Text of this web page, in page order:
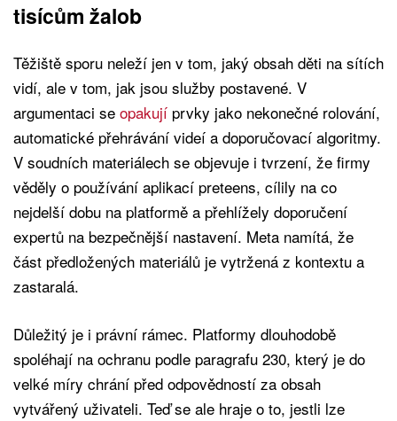
tisícům žalob
Těžiště sporu neleží jen v tom, jaký obsah děti na sítích
vidí, ale v tom, jak jsou služby postavené. V
argumentaci se opakují prvky jako nekonečné rolování,
automatické přehrávání videí a doporučovací algoritmy.
V soudních materiálech se objevuje i tvrzení, že firmy
věděly o používání aplikací preteens, cílily na co
nejdelší dobu na platformě a přehlížely doporučení
expertů na bezpečnější nastavení. Meta namítá, že
část předložených materiálů je vytržená z kontextu a
zastaralá.
Důležitý je i právní rámec. Platformy dlouhodobě
spoléhají na ochranu podle paragrafu 230, který je do
velké míry chrání před odpovědností za obsah
vytvářený uživateli. Teď se ale hraje o to, jestli lze